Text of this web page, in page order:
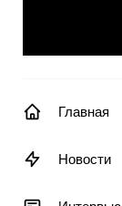
Главная
Новости